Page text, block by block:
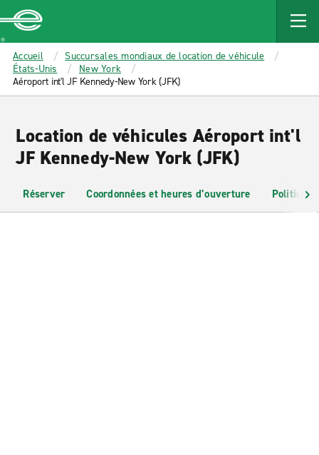
MAIN
CONTENT
Enterprise
Accueil
Succursales mondiaux de location de véhicule
États-Unis
New York
Aéroport int'l JF Kennedy-New York (JFK)
Location de véhicules Aéroport int'l
JF Kennedy-New York (JFK)
Réserver Coordonnées et heures d’ouverture Politiques